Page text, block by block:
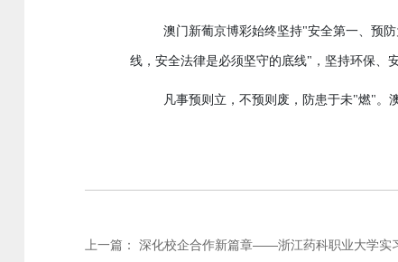
澳门新葡京博彩始终坚持"安全第一、预
线，安全法律是必须坚守的底线"，坚持环保、
凡事预则立，不预则废，防患于未"燃" 。
上一篇：深化校企合作新篇章——浙江药科职业大学实